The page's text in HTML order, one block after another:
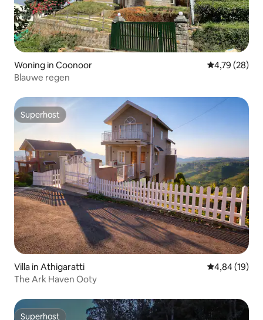
Woning in Coonoor Gemiddelde
4,79 (28)
Blauwe regen
Superhost
Superhost
Villa in Athigaratti Gemiddelde
4,84 (19)
The Ark Haven Ooty
Superhost